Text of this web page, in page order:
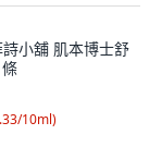
詩小舖 肌本博士舒
10ml)